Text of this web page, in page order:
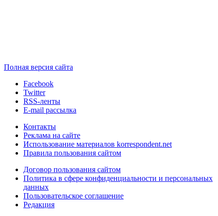
Полная версия сайта
Facebook
Twitter
RSS-ленты
E-mail рассылка
Контакты
Реклама на сайте
Использование материалов korrespondent.net
Правила пользования сайтом
Договор пользования сайтом
Политика в сфере конфиденциальности и персональных
данных
Пользовательское соглашение
Редакция